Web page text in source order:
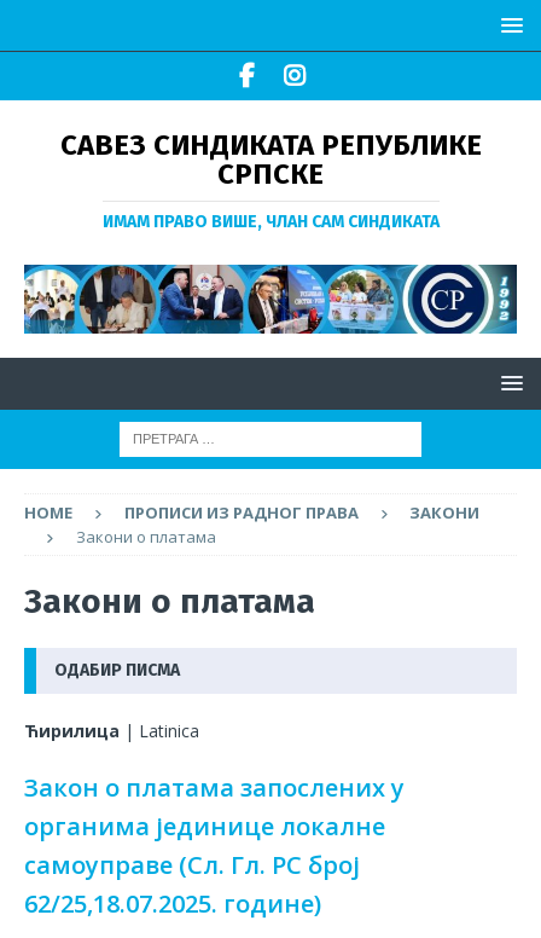
САВЕЗ СИНДИКАТА РЕПУБЛИКЕ
СРПСКЕ
ИМАМ ПРАВО ВИШЕ, ЧЛАН САМ СИНДИКАТА
HOME ПРОПИСИ ИЗ РАДНОГ ПРАВА
ЗАКОНИ
Закони о платама
Закони о платама
ОДАБИР ПИСМА
Ћирилица | Latinica
Закон о платама запослених у
органима јединице локалне
самоуправе (Сл. Гл. РС број
62/25,18.07.2025. године)